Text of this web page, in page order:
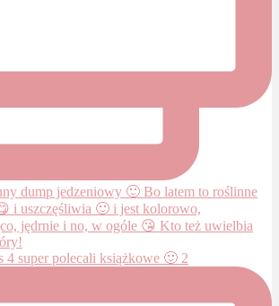
4 super polecali książkowe 🙂 2